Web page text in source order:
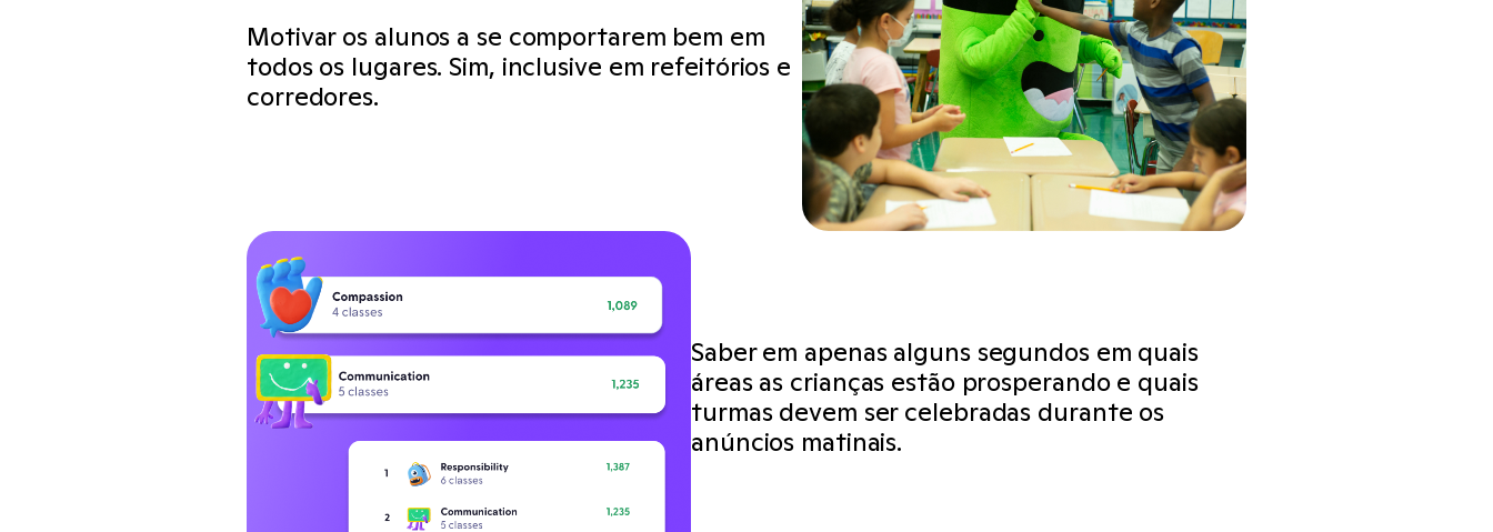
Motivar os alunos a se comportarem bem em
todos os lugares. Sim, inclusive em refeitórios e
corredores.
Saber em apenas alguns segundos em quais
áreas as crianças estão prosperando e quais
turmas devem ser celebradas durante os
anúncios matinais.